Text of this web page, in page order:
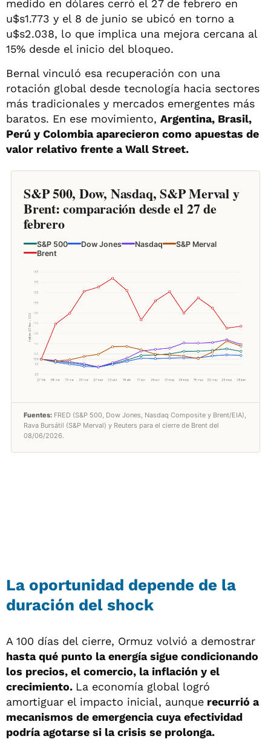
medido en dólares cerró el 27 de febrero en
u$s1.773 y el 8 de junio se ubicó en torno a
u$s2.038, lo que implica una mejora cercana al
15% desde el inicio del bloqueo.
Bernal vinculó esa recuperación con una
rotación global desde tecnología hacia sectores
más tradicionales y mercados emergentes más
baratos. En ese movimiento, Argentina, Brasil,
Perú y Colombia aparecieron como apuestas de
valor relativo frente a Wall Street.
La oportunidad depende de la
duración del shock
A 100 días del cierre, Ormuz volvió a demostrar
hasta qué punto la energía sigue condicionando
los precios, el comercio, la inflación y el
crecimiento. La economía global logró
amortiguar el impacto inicial, aunque recurrió a
mecanismos de emergencia cuya efectividad
podría agotarse si la crisis se prolonga.